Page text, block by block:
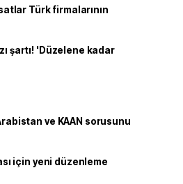
Türk firmalarının
şartı! 'Düzelene kadar
ve KAAN sorusunu
için yeni düzenleme